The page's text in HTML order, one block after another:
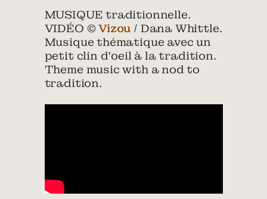
MUSIQUE traditionnelle.
VIDÉO ©Vizou / Dana Whittle.
Musique thématique avec un
petit clin d’oeil à la tradition.
Theme music with a nod to
tradition.